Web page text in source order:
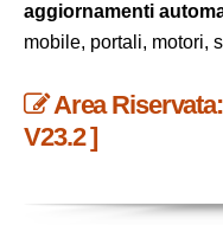
aggiornamenti
mobile, portali, motori,
Area
V23.2 ]